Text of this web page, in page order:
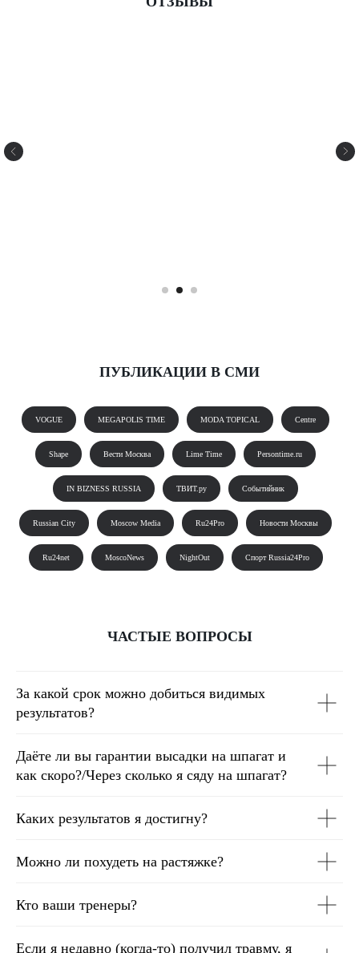
ПУБЛИКАЦИИ В СМИ
VOGUE MEGAPOLIS TIME MODA TOPICAL Centre
Shape Вести Москва Lime Time Persontime.ru
IN BIZNESS RUSSIA ТВИТ.ру Событийник
Russian City Moscow Media Ru24Pro Новости Москвы
Ru24net MoscoNews NightOut Спорт Russia24Pro
ЧАСТЫЕ ВОПРОСЫ
За какой срок можно добиться видимых
результатов?
Даёте ли вы гарантии высадки на шпагат и
как скоро?/Через сколько я сяду на шпагат?
Каких результатов я достигну?
Можно ли похудеть на растяжке?
Кто ваши тренеры?
Если я недавно (когда-то) получил травму, я